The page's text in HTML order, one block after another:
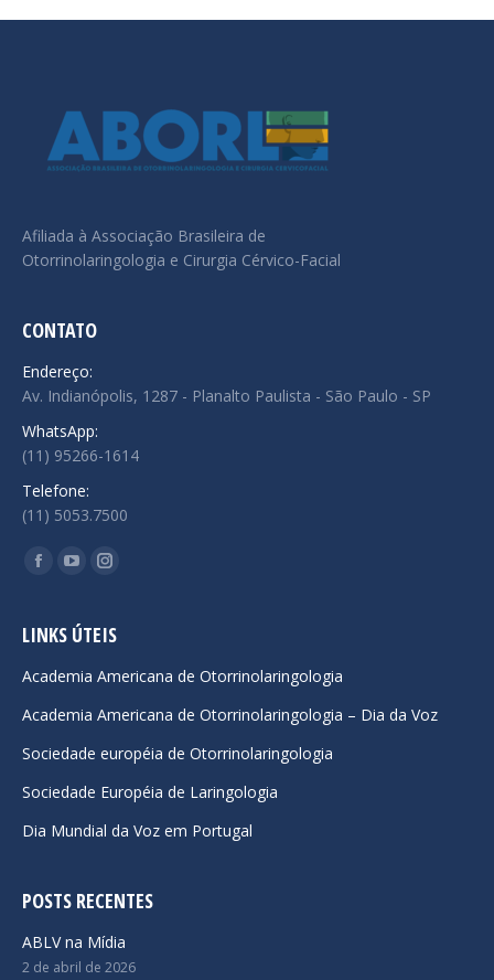
Afiliada à Associação Brasileira de
Otorrinolaringologia e Cirurgia Cérvico-Facial
CONTATO
Endereço:
Av. Indianópolis, 1287 - Planalto Paulista - São Paulo - SP
WhatsApp:
(11) 95266-1614
Telefone:
(11) 5053.7500
Encontre-nos em:
Facebook
opens
new
window
YouTube
opens
new
window
Instagram
opens
new
window
LINKS ÚTEIS
Academia Americana de Otorrinolaringologia
Academia Americana de Otorrinolaringologia – Dia da Voz
Sociedade européia de Otorrinolaringologia
Sociedade Européia de Laringologia
Dia Mundial da Voz em Portugal
POSTS RECENTES
ABLV na Mídia
2 de abril de 2026